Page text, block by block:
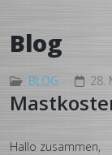
Blog
BLOG 28.
Hallo zusammen,